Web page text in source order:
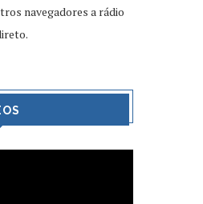
navegadores a rádio